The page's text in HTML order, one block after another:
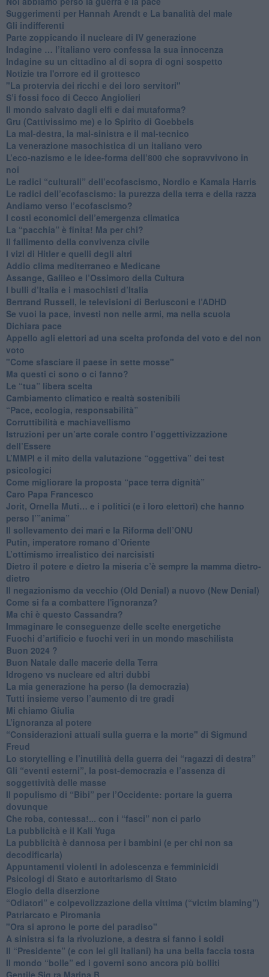
Suggerimenti per Hannah Arendt e La banalità del male
​Gli indifferenti
Parte zoppicando il nucleare di IV generazione
​Indagine … l’italiano vero confessa la sua innocenza
Indagine su un cittadino al di sopra di ogni sospetto
Notizie tra l'orrore ed il grottesco
"La protervia dei ricchi e dei loro servitori"
S’i fossi foco di Cecco Angiolieri
​Il mondo salvato dagli elfi e dai mutaforma?
Gru (Cattivissimo me) e lo Spirito di Goebbels
​La mal-destra, la mal-sinistra e il mal-tecnico
​La venerazione masochistica di un italiano vero
​L’eco-nazismo e le idee-forma dell’800 che sopravvivono in
noi
​Le radici “culturali” dell’ecofascismo, Nordio e Kamala Harris
Le radici dell’ecofascismo: la purezza della terra e della razza
Andiamo verso l’ecofascismo?
I costi economici dell’emergenza climatica
​La “pacchia” è finita! Ma per chi?
​Il fallimento della convivenza civile
​I vizi di Hitler e quelli degli altri
Addio clima mediterraneo e Medicane
​Assange, Galileo e l’Ossimoro della Cultura
​I bulli d’Italia e i masochisti d’Italia
​Bertrand Russell, le televisioni di Berlusconi e l’ADHD
​Se vuoi la pace, investi non nelle armi, ma nella scuola
​Dichiara pace
​Appello agli elettori ad una scelta profonda del voto e del non
voto
"Come sfasciare il paese in sette mosse"
​Ma questi ci sono o ci fanno?
​Le “tua” libera scelta
Cambiamento climatico e realtà sostenibili
“Pace, ecologia, responsabilità”
​Corruttibilità e machiavellismo
Istruzioni per un’arte corale contro l’oggettivizzazione
dell’Essere
​L’MMPI e il mito della valutazione “oggettiva” dei test
psicologici
Come migliorare la proposta “pace terra dignità”
Caro Papa Francesco
​Jorit, Ornella Muti… e i politici (e i loro elettori) che hanno
perso l’”anima”
​Il sollevamento dei mari e la Riforma dell’ONU
Putin, imperatore romano d’Oriente
​L’ottimismo irrealistico dei narcisisti
​Dietro il potere e dietro la miseria c’è sempre la mamma dietro-
dietro
Il negazionismo da vecchio (Old Denial) a nuovo (New Denial)
Come si fa a combattere l'ignoranza?
Ma chi è questo Cassandra?
Immaginare le conseguenze delle scelte energetiche
​Fuochi d’artificio e fuochi veri in un mondo maschilista
Buon 2024 ?
​Buon Natale dalle macerie della Terra
​Idrogeno vs nucleare ed altri dubbi
​La mia generazione ha perso (la democrazia)
​Tutti insieme verso l’aumento di tre gradi
Mi chiamo Giulia
L’ignoranza al potere
​“Considerazioni attuali sulla guerra e la morte" di Sigmund
Freud
​Lo storytelling e l’inutilità della guerra dei “ragazzi di destra”
​Gli “eventi esterni”, la post-democrazia e l’assenza di
soggettività delle masse
​Il populismo di “Bibi” per l’Occidente: portare la guerra
dovunque
​Che roba, contessa!... con i “fasci” non ci parlo
La pubblicità e il Kali Yuga
​La pubblicità è dannosa per i bambini (e per chi non sa
decodificarla)
​Appuntamenti violenti in adolescenza e femminicidi
​Psicologi di Stato e autoritarismo di Stato
Elogio della diserzione
“Odiatori” e colpevolizzazione della vittima (“victim blaming”)
​Patriarcato e Piromania
"Ora si aprono le porte del paradiso"
​A sinistra si fa la rivoluzione, a destra si fanno i soldi
​Il “Presidente” (e con lei gli italiani) ha una bella faccia tosta
​Il mondo “bolle” ed i governi sono ancora più bolliti
​Gentile Sig.ra Marina B